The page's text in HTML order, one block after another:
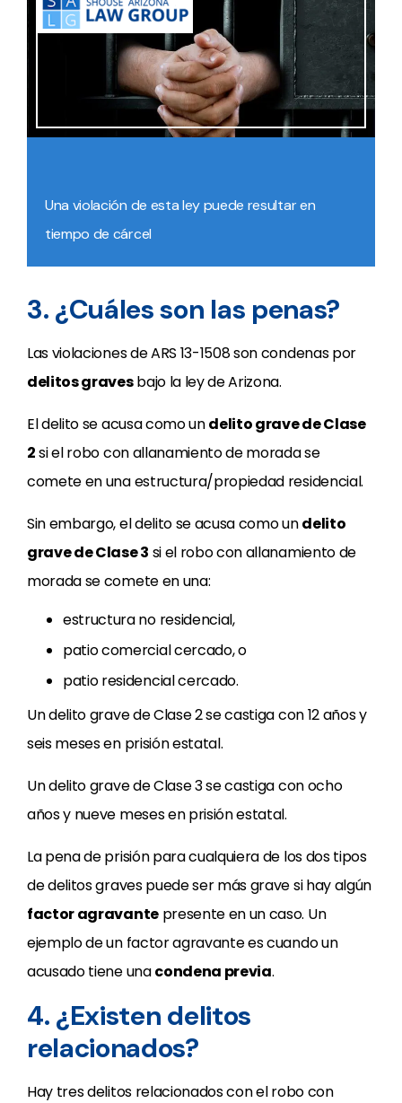
Una violación de esta ley puede resultar en
tiempo de cárcel
3. ¿Cuáles son las penas?
Las violaciones de ARS 13-1508 son condenas por
delitos gravesbajo la ley de Arizona.
El delito se acusa como undelito grave de Clase
2si el robo con allanamiento de morada se
comete en una estructura/propiedad residencial.
Sin embargo, el delito se acusa como undelito
grave de Clase 3 si el robo con allanamiento de
morada se comete en una:
estructura no residencial,
patio comercial cercado, o
patio residencial cercado.
Un delito grave de Clase 2 se castiga con 12 años y
seis meses en prisión estatal.
Un delito grave de Clase 3 se castiga con ocho
años y nueve meses en prisión estatal.
La pena de prisión para cualquiera de los dos tipos
de delitos graves puede ser más grave si hay algún
factor agravantepresente en un caso. Un
ejemplo de un factor agravante es cuando un
acusado tiene unacondena previa.
4. ¿Existen delitos
relacionados?
Hay tres delitos relacionados con el robo con